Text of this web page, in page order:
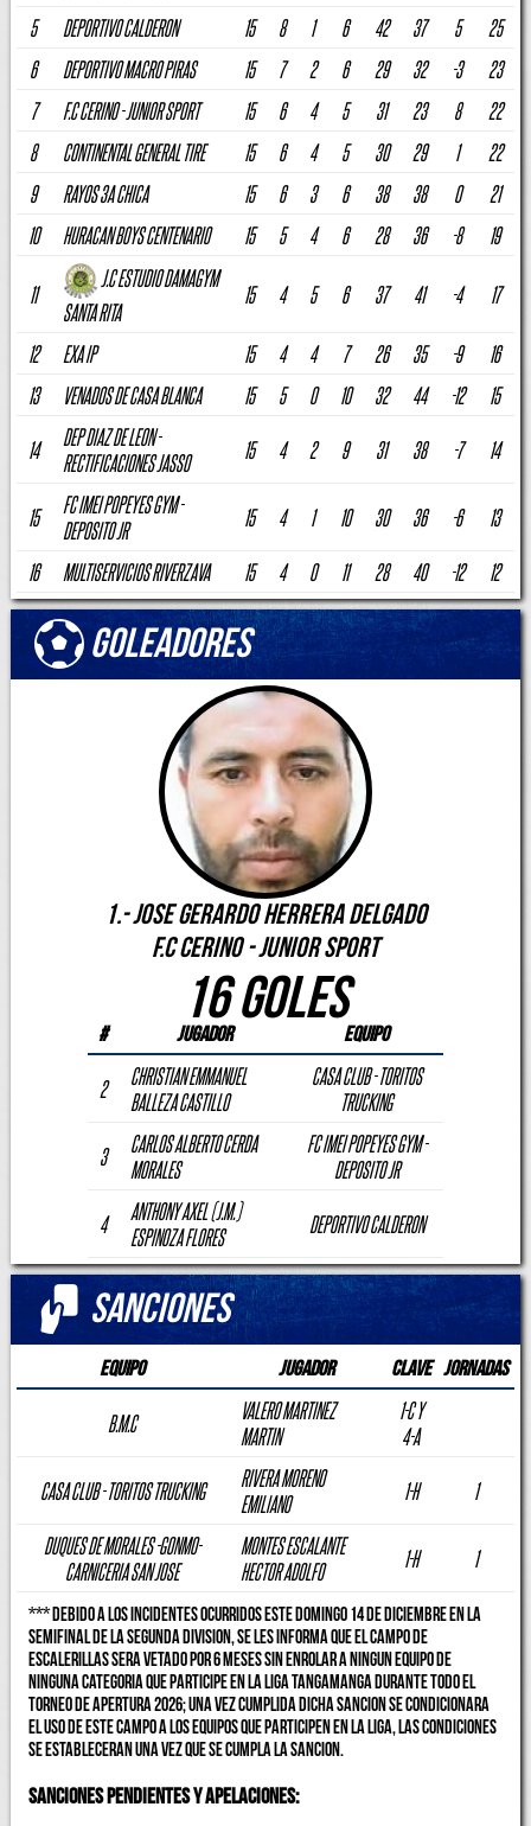
5 DEPORTIVO CALDERON 15 8 1 6 42 37 5
25
6
DEPORTIVO MACRO PIRAS 15 7 2 6 29 32 -3
23
7
F.C CERINO - JUNIOR SPORT 15 6 4 5 31 23 8
22
8
CONTINENTAL GENERAL TIRE 15 6 4 5 30 29 1
22
9
RAYOS 3A CHICA 15 6 3 6 38 38 0
21
10
HURACAN BOYS CENTENARIO 15 5 4 6 28 36 -8 19
11
J.C ESTUDIO DAMAGYM
SANTA RITA
15 4 5 6 37 41 -4 17
12 EXA IP 15 4 4 7 26 35 -9
16
13
VENADOS DE CASA BLANCA 15 5 0 10 32 44 -12 15
14
DEP DIAZ DE LEON -
RECTIFICACIONES JASSO
15 4 2 9 31 38 -7 14
15
FC IMEI POPEYES GYM -
DEPOSITO JR
15 4 1 10 30 36 -6 13
16 MULTISERVICIOS RIVERZAVA 15 4 0 11 28 40 -12 12
Goleadores
1.- JOSE GERARDO HERRERA DELGADO
F.C CERINO - JUNIOR SPORT
16 Goles
# Jugador Equipo
2
CHRISTIAN EMMANUEL
BALLEZA CASTILLO
CASA CLUB - TORITOS
TRUCKING
3
CARLOS ALBERTO CERDA
MORALES
FC IMEI POPEYES GYM -
DEPOSITO JR
4
ANTHONY AXEL (J.M.)
ESPINOZA FLORES
DEPORTIVO CALDERON
Sanciones
Equipo Jugador Clave Jornadas
B.M.C
VALERO MARTINEZ
MARTIN
1-C Y
4-A
CASA CLUB - TORITOS TRUCKING
RIVERA MORENO
EMILIANO
1-H 1
DUQUES DE MORALES -GONMO-
CARNICERIA SAN JOSE
MONTES ESCALANTE
HECTOR ADOLFO
1-H 1
*** DEBIDO A LOS INCIDENTES OCURRIDOS ESTE DOMINGO 14 DE DICIEMBRE EN LA
SEMIFINAL DE LA SEGUNDA DIVISION, SE LES INFORMA QUE EL CAMPO DE
ESCALERILLAS SERA VETADO POR 6 MESES SIN ENROLAR A NINGUN EQUIPO DE
NINGUNA CATEGORIA QUE PARTICIPE EN LA LIGA TANGAMANGA DURANTE TODO EL
TORNEO DE APERTURA 2026; UNA VEZ CUMPLIDA DICHA SANCION SE CONDICIONARA
EL USO DE ESTE CAMPO A LOS EQUIPOS QUE PARTICIPEN EN LA LIGA, LAS CONDICIONES
SE ESTABLECERAN UNA VEZ QUE SE CUMPLA LA SANCION.
SANCIONES PENDIENTES Y APELACIONES: